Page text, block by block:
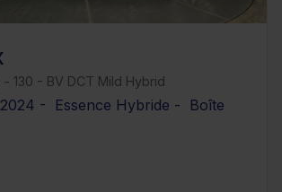
- 130 - BV DCT Mild Hybrid
- Essence Hybride - Boîte